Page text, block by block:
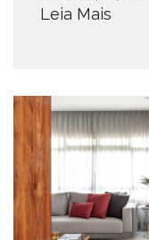
Leia Mais